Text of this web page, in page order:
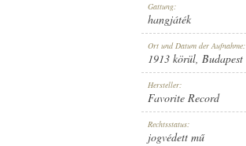
FAVORITE RECORD
Gattung:
hangjáték
Ort und Datum der Aufnahme:
1913 körül, Budapest
Hersteller:
Favorite Record
Rechtsstatus:
jogvédett mű